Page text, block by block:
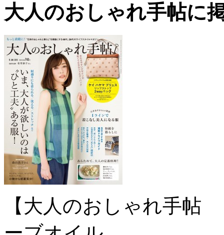
大人のおしゃれ手帖に
【大人のおしゃれ手帖